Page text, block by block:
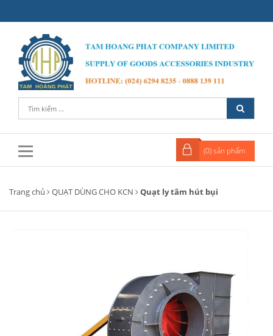
(0) sản phẩm
Trang chủ QUẠT DÙNG CHO KCN Quạt ly tâm hút bụi